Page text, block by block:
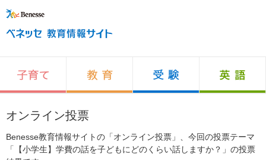
オンライン投票
Benesse教育情報サイトの「オンライン投票」、今回の投票テーマ
「【小学生】学費の話を子どもにどのくらい話しますか？」の投票